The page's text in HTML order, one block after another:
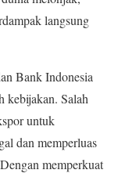
langsung
Bank Indonesia
kebijakan. Salah
untuk
dan memperluas
memperkuat